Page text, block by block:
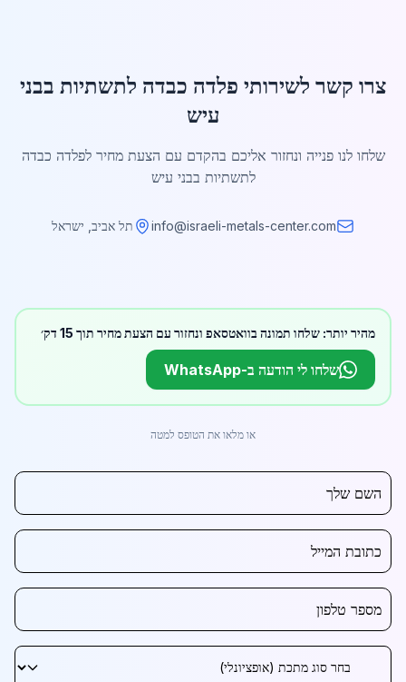
צרו קשר לשירותי פלדה כבדה לתשתיות בבני
עיש
שלחו לנו פנייה ונחזור אליכם בהקדם עם הצעת מחיר לפלדה כבדה
לתשתיות בבני עיש
info@israeli-metals-center.com תל אביב, ישראל
מהיר יותר: שלחו תמונה בוואטסאפ ונחזור עם הצעת מחיר תוך 15 דק׳
שלחו לי הודעה ב-WhatsApp
או מלאו את הטופס למטה